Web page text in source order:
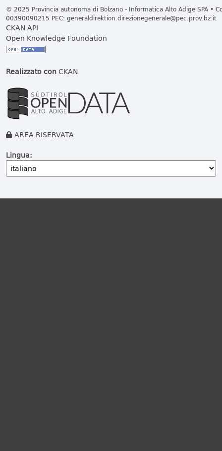
© 2025 Provincia autonoma di Bolzano - Informatica Alto Adige SPA •
00390090215 PEC: generaldirektion.direzionegenerale@pec.prov.bz.it
CKAN API
Open Knowledge Foundation
Realizzato conCKAN
AREA RISERVATA
Lingua